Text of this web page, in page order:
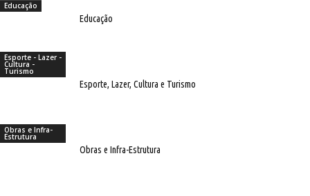
Educação
Educação
Esporte - Lazer -
Cultura -
Turismo
Esporte, Lazer, Cultura e Turismo
Obras e Infra-
Estrutura
Obras e Infra-Estrutura